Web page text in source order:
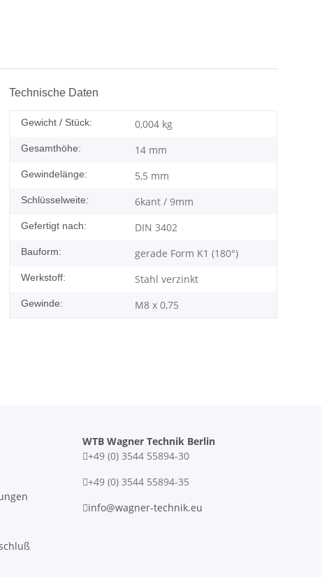
Technische Daten
Gewicht / Stück: 0,004 kg
Gesamthöhe: 14 mm
Gewindelänge: 5,5 mm
Schlüsselweite: 6kant / 9mm
Gefertigt nach: DIN 3402
Bauform: gerade Form K1 (180°)
Werkstoff: Stahl verzinkt
Gewinde: M8 x 0,75
WTB Wagner Technik Berlin
+49 (0) 3544 55894-30
+49 (0) 3544 55894-35
info@wagner-technik.eu